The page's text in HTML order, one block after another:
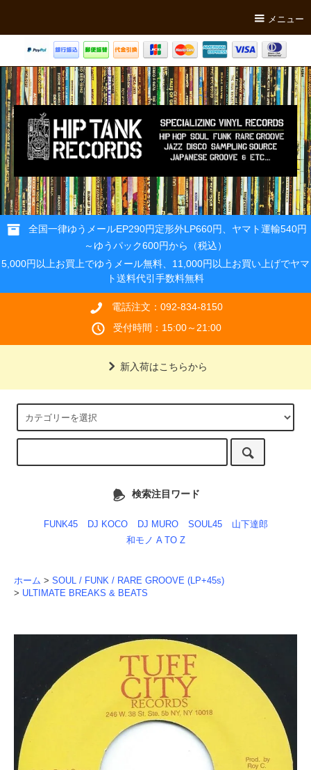
メニュー
全国一律ゆうメールEP290円定形外LP660円、ヤマト運輸540円
～ゆうパック600円から（税込）
5,000円以上お買上でゆうメール無料、11,000円以上お買い上げでヤマ
ト送料代引手数料無料
電話注文：092-834-8150
受付時間：15:00～21:00
新入荷はこちらから
検索注目ワード
FUNK45 DJ KOCO DJ MURO SOUL45
山下達郎
和モノ A TO Z
ホーム > SOUL / FUNK / RARE GROOVE (LP+45s)
> ULTIMATE BREAKS & BEATS